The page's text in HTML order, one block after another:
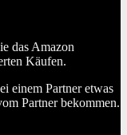
das Amazon
Käufen.
einem Partner etwas
Partner bekommen.